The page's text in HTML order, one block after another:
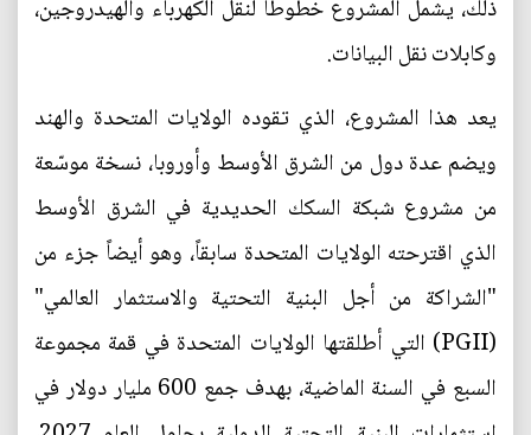
ذلك، يشمل المشروع خطوطاً لنقل الكهرباء والهيدروجين،
وكابلات نقل البيانات.
يعد هذا المشروع، الذي تقوده الولايات المتحدة والهند
ويضم عدة دول من الشرق الأوسط وأوروبا، نسخة موسّعة
من مشروع شبكة السكك الحديدية في الشرق الأوسط
الذي اقترحته الولايات المتحدة سابقاً، وهو أيضاً جزء من
"الشراكة من أجل البنية التحتية والاستثمار العالمي"
(PGII) التي أطلقتها الولايات المتحدة في قمة مجموعة
السبع في السنة الماضية، بهدف جمع 600 مليار دولار في